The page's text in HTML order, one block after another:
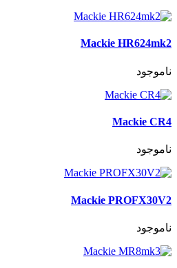
Mackie HR624mk2
ناموجود
Mackie CR4
ناموجود
Mackie PROFX30V2
ناموجود